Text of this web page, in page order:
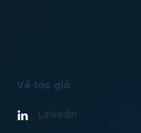
Về tác giả
Linkedin